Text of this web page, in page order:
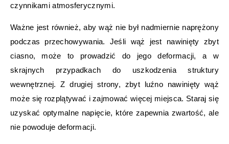
czynnikami atmosferycznymi.
Ważne jest również, aby wąż nie był nadmiernie naprężony
podczas przechowywania. Jeśli wąż jest nawinięty zbyt
ciasno, może to prowadzić do jego deformacji, a w
skrajnych przypadkach do uszkodzenia struktury
wewnętrznej. Z drugiej strony, zbyt luźno nawinięty wąż
może się rozplątywać i zajmować więcej miejsca. Staraj się
uzyskać optymalne napięcie, które zapewnia zwartość, ale
nie powoduje deformacji.